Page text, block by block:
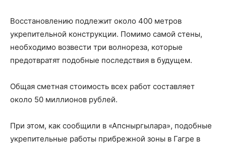
Восстановлению подлежит около 400 метров
укрепительной конструкции. Помимо самой стены,
необходимо возвести три волнореза, которые
предотвратят подобные последствия в будущем.
Общая сметная стоимость всех работ составляет
около 50 миллионов рублей.
При этом, как сообщили в «Апсныргылара», подобные
укрепительные работы прибрежной зоны в Гагре в